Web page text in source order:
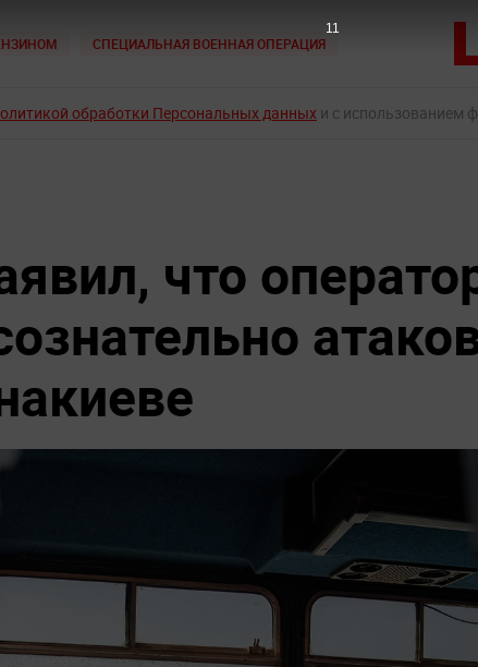
СПЕЦИАЛЬНАЯ ВОЕННАЯ ОПЕРАЦИЯ
обработки Персональных данных и с использованием
что
10